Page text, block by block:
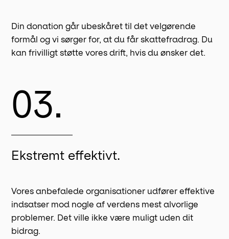
Din donation går ubeskåret til det velgørende
formål og vi sørger for, at du får skattefradrag. Du
kan frivilligt støtte vores drift, hvis du ønsker det.
03.
Ekstremt effektivt.
Vores anbefalede organisationer udfører effektive
indsatser mod nogle af verdens mest alvorlige
problemer. Det ville ikke være muligt uden dit
bidrag.